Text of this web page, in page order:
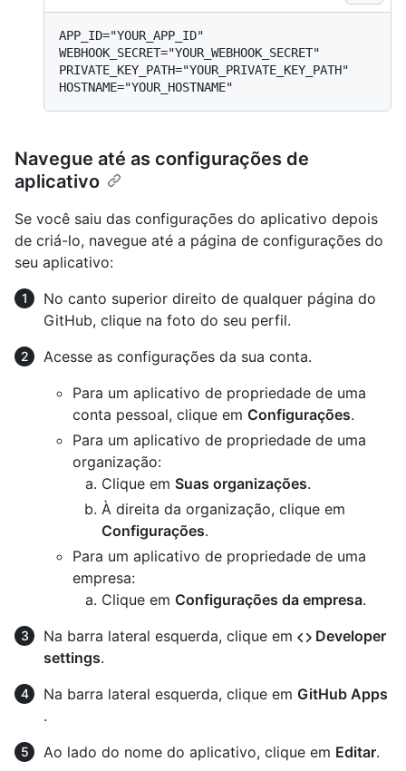
APP_ID="YOUR_APP_ID"
WEBHOOK_SECRET="YOUR_WEBHOOK_SECRET"
PRIVATE_KEY_PATH="YOUR_PRIVATE_KEY_PATH"
Navegue até as configurações de
aplicativo
Se você saiu das configurações do aplicativo depois
de criá-lo, navegue até a página de configurações do
seu aplicativo:
No canto superior direito de qualquer página do
GitHub, clique na foto do seu perfil.
Acesse as configurações da sua conta.
Para um aplicativo de propriedade de uma
conta pessoal, clique em Configurações.
Para um aplicativo de propriedade de uma
organização:
Clique em Suas organizações.
À direita da organização, clique em
Configurações.
Para um aplicativo de propriedade de uma
empresa:
Clique em Configurações da empresa.
Na barra lateral esquerda, clique em
Developer
settings.
Na barra lateral esquerda, clique em GitHub Apps
.
Ao lado do nome do aplicativo, clique em Editar.